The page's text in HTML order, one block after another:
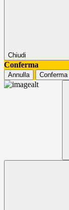
Chiudi
Conferma
Annulla Conferma